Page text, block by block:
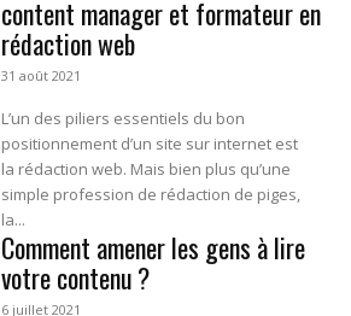
content manager et formateur en
rédaction web
31 août 2021
L’un des piliers essentiels du bon
positionnement d’un site sur internet est
la rédaction web. Mais bien plus qu’une
simple profession de rédaction de piges,
la...
Comment amener les gens à lire
votre contenu ?
6 juillet 2021